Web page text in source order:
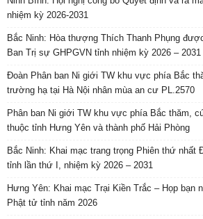
nhiệm kỳ 2026-2031
Bắc Ninh: Hòa thượng Thích Thanh Phụng
Ban Trị sự GHPGVN tỉnh nhiệm kỳ 2026 – 2031
Đoàn Phân ban Ni giới TW khu vực phía Bắc
trường hạ tại Hà Nội nhân mùa an cư PL.2570
Phân ban Ni giới TW khu vực phía Bắc thăm,
thuộc tỉnh Hưng Yên và thành phố Hải Phòng
Bắc Ninh: Khai mạc trang trọng Phiên thứ nhất
tỉnh lần thứ I, nhiệm kỳ 2026 – 2031
Hưng Yên: Khai mạc Trại Kiền Trắc – Họp bạn
Phật tử tỉnh năm 2026